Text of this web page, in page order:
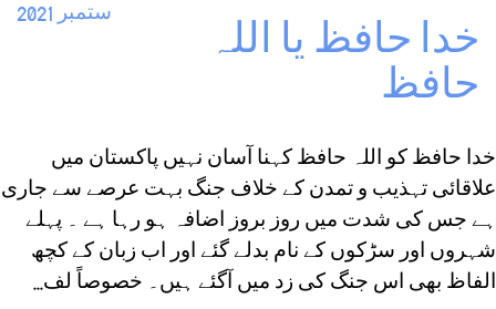
ستمبر 2021
خدا حافظ یا اللہ
حافظ
خدا حافظ کو اللہ حافظ کہنا آسان نہیں پاکستان میں
علاقائی تہذیب و تمدن کے خلاف جنگ بہت عرصے سے جاری
ہے جس کی شدت میں روز بروز اضافہ ہو رہا ہے ۔ پہلے
شہروں اور سڑکوں کے نام بدلے گئے اور اب زبان کے کچھ
الفاظ بھی اس جنگ کی زد میں آگئے ہیں۔ خصوصاً لف...